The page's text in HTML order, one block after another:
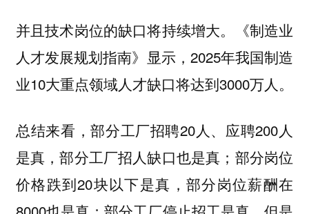
并且技术岗位的缺口将持续增大。《制造业
人才发展规划指南》显示，2025年我国制造
业10大重点领域人才缺口将达到3000万人。
总结来看，部分工厂招聘20人、应聘200人
是真，部分工厂招人缺口也是真；部分岗位
价格跌到20块以下是真，部分岗位薪酬在